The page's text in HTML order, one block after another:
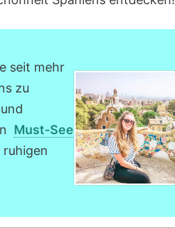
seit mehr
zu
Must-See
ruhigen